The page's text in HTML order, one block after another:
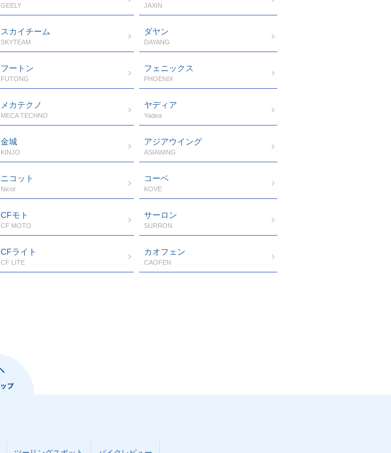
GEELY JAXIN
スカイチーム
SKYTEAM
ダヤン
DAYANG
フートン
FUTONG
フェニックス
PHOENIX
メカテクノ
MECA TECHNO
ヤディア
Yadea
金城
KINJO
アジアウイング
ASIAWING
ニコット
Nicot
コーベ
KOVE
CFモト
CF MOTO
サーロン
SURRON
CFライト
CF LITE
カオフェン
CAOFEN